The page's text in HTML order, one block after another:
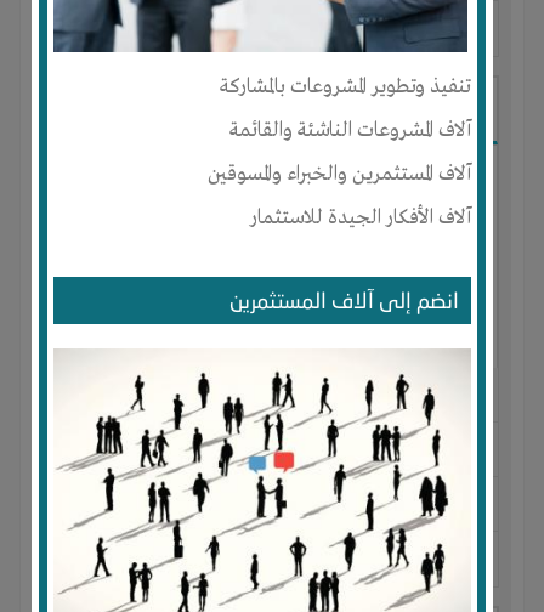
تنفيذ وتطوير المشروعات بالمشاركة
آلاف المشروعات الناشئة والقائمة
آلاف المستثمرين والخبراء والمسوقين
آلاف الأفكار الجيدة للاستثمار
انضم إلى آلاف المستثمرين
آخر ظهور: : منذ 2 سنوات
الجنس : ذكر
لديـه : الخبرات تسويق
المكان : مصر-القاهرة- التجمع الخامس
آخر ظهور: : منذ 2 سنوات